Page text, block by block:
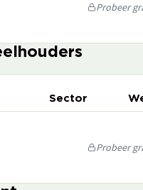
Probeer
Sector
Probeer